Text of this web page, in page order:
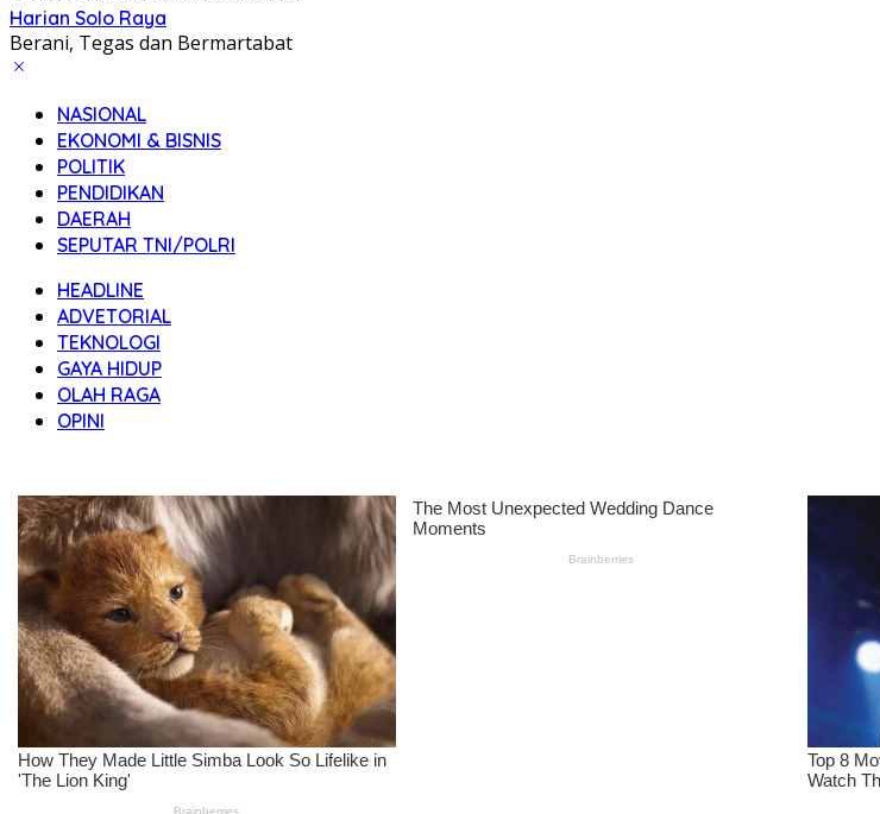
Harian Solo Raya
Berani, Tegas dan Bermartabat
NASIONAL
EKONOMI & BISNIS
POLITIK
PENDIDIKAN
DAERAH
SEPUTAR TNI/POLRI
HEADLINE
ADVETORIAL
TEKNOLOGI
GAYA HIDUP
OLAH RAGA
OPINI